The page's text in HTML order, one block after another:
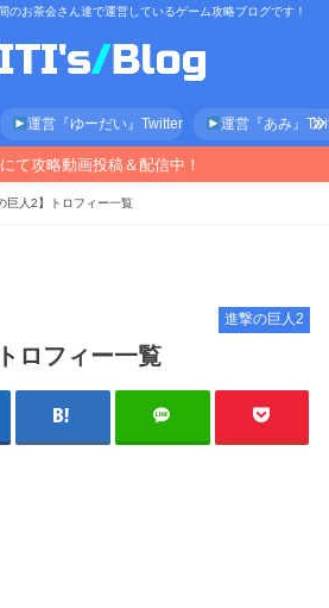
のお茶会さん達で運営しているゲーム攻略ブログです！
運営『ゆーだい』Twitter 運営『あみ』
て攻略動画投稿＆配信中！
巨人2】トロフィー一覧
進撃の巨人2
ロフィー一覧